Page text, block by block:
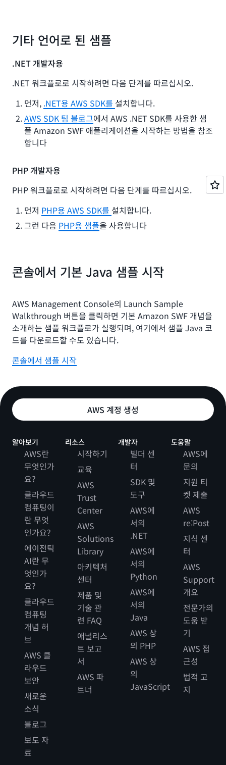
기타 언어로 된 샘플
.NET 개발자용
.NET 워크플로로 시작하려면 다음 단계를 따르십시오.
먼저, .NET용 AWS SDK를 설치합니다.
AWS SDK 팀 블로그에서 AWS .NET SDK를 사용한 샘
플 Amazon SWF 애플리케이션을 시작하는 방법을 참조
합니다
PHP 개발자용
PHP 워크플로로 시작하려면 다음 단계를 따르십시오.
먼저 PHP용 AWS SDK를 설치합니다.
그런 다음 PHP용 샘플을 사용합니다
콘솔에서 기본 Java 샘플 시작
AWS Management Console의 Launch Sample
Walkthrough 버튼을 클릭하면 기본 Amazon SWF 개념을
소개하는 샘플 워크플로가 실행되며, 여기에서 샘플 Java 코
드를 다운로드할 수도 있습니다.
콘솔에서 샘플 시작
AWS 계정 생성
알아보기
AWS란
무엇인가
요?
클라우드
컴퓨팅이
란 무엇
인가요?
에이전틱
AI란 무
엇인가
요?
클라우드
컴퓨팅
개념 허
브
AWS 클
라우드
보안
새로운
소식
블로그
보도 자
료
리소스
시작하기
교육
AWS
Trust
Center
AWS
Solutions
Library
아키텍처
센터
제품 및
기술 관
련 FAQ
애널리스
트 보고
서
AWS 파
트너
개발자
빌더 센
터
SDK 및
도구
AWS에
서의
.NET
AWS에
서의
Python
AWS에
서의
Java
AWS 상
의 PHP
AWS 상
의
JavaScript
도움말
AWS에
문의
지원 티
켓 제출
AWS
re:Post
지식 센
터
AWS
Support
개요
전문가의
도움 받
기
AWS 접
근성
법적 고
지